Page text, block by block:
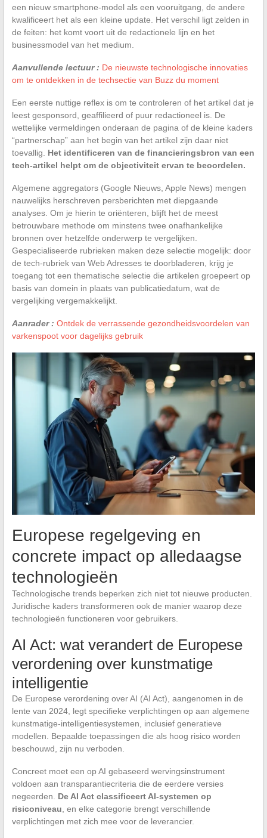
een nieuw smartphone-model als een vooruitgang, de andere
kwalificeert het als een kleine update. Het verschil ligt zelden in
de feiten: het komt voort uit de redactionele lijn en het
businessmodel van het medium.
Aanvullende lectuur : De nieuwste technologische innovaties
om te ontdekken in de techsectie van Buzz du moment
Een eerste nuttige reflex is om te controleren of het artikel dat je
leest gesponsord, geaffilieerd of puur redactioneel is. De
wettelijke vermeldingen onderaan de pagina of de kleine kaders
“partnerschap” aan het begin van het artikel zijn daar niet
toevallig. Het identificeren van de financieringsbron van een
tech-artikel helpt om de objectiviteit ervan te beoordelen.
Algemene aggregators (Google Nieuws, Apple News) mengen
nauwelijks herschreven persberichten met diepgaande
analyses. Om je hierin te oriënteren, blijft het de meest
betrouwbare methode om minstens twee onafhankelijke
bronnen over hetzelfde onderwerp te vergelijken.
Gespecialiseerde rubrieken maken deze selectie mogelijk: door
de tech-rubriek van Web Adresses te doorbladeren, krijg je
toegang tot een thematische selectie die artikelen groepeert op
basis van domein in plaats van publicatiedatum, wat de
vergelijking vergemakkelijkt.
Aanrader : Ontdek de verrassende gezondheidsvoordelen van
varkenspoot voor dagelijks gebruik
Europese regelgeving en
concrete impact op alledaagse
technologieën
Technologische trends beperken zich niet tot nieuwe producten.
Juridische kaders transformeren ook de manier waarop deze
technologieën functioneren voor gebruikers.
AI Act: wat verandert de Europese
verordening over kunstmatige
intelligentie
De Europese verordening over AI (AI Act), aangenomen in de
lente van 2024, legt specifieke verplichtingen op aan algemene
kunstmatige-intelligentiesystemen, inclusief generatieve
modellen. Bepaalde toepassingen die als hoog risico worden
beschouwd, zijn nu verboden.
Concreet moet een op AI gebaseerd wervingsinstrument
voldoen aan transparantiecriteria die de eerdere versies
negeerden. De AI Act classificeert AI-systemen op
risiconiveau, en elke categorie brengt verschillende
verplichtingen met zich mee voor de leverancier.